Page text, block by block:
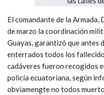
El comandante de la Armada,
de marzo la coordinación
Guayas, garantizó que antes
enterrados todos los
cadáveres fueron recogidos
policía ecuatoriana, según
obviamengte no todos